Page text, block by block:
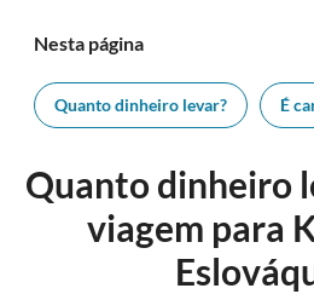
Nesta página
Quanto dinheiro levar? É
Quanto dinheiro
viagem para